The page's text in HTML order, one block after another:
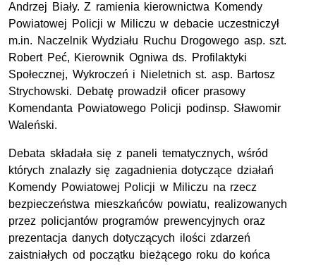
Andrzej Biały. Z ramienia kierownictwa Komendy
Powiatowej Policji w Miliczu w debacie uczestniczył
m.in. Naczelnik Wydziału Ruchu Drogowego asp. szt.
Robert Peć, Kierownik Ogniwads. Profilaktyki
Społecznej, Wykroczeń i Nieletnichst. asp. Bartosz
Strychowski. Debatę prowadził oficer prasowy
Komendanta Powiatowego Policji podinsp. Sławomir
Waleński.
Debata składała się z paneli tematycznych, wśród
których znalazły się zagadnienia dotyczące działań
Komendy Powiatowej Policji w Miliczu na rzecz
bezpieczeństwa mieszkańców powiatu, realizowanych
przez policjantów programów prewencyjnych oraz
prezentacja danych dotyczących ilości zdarzeń
zaistniałych od początku bieżącego roku do końca